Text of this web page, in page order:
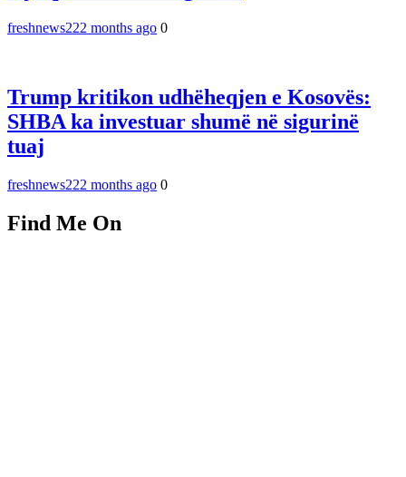
freshnews222 months ago 0
Trump kritikon udhëheqjen e Kosovës:
SHBA ka investuar shumë në sigurinë
tuaj
freshnews222 months ago 0
Find Me On